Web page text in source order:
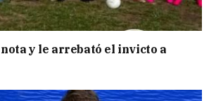
y le arrebató el invicto a